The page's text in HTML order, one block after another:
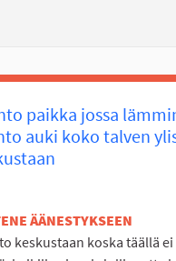
paikka jossa
auki koko talven
ÄÄNESTYKSEEN
keskustaan koska täällä